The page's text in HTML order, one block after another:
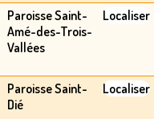
Paroisse Saint-
Amé-des-Trois-
Vallées
Localiser
Paroisse Saint-
Dié
Localiser